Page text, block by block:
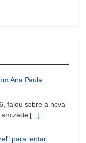
Ana Paula
falou sobre a nova
[...]
para tentar